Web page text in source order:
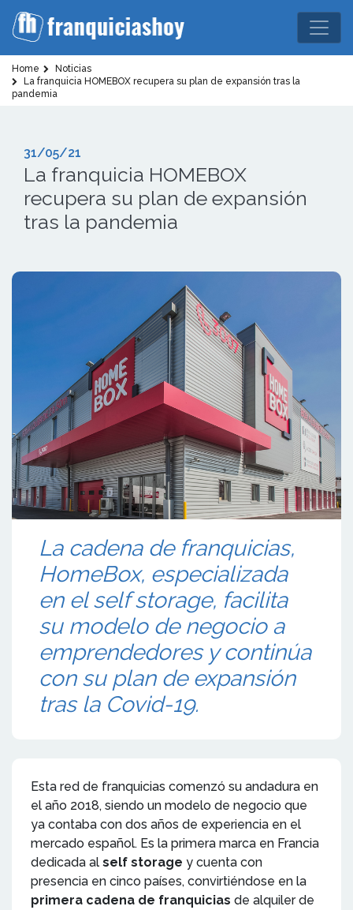
Home
Noticias
La franquicia HOMEBOX recupera su plan de expansión tras la
pandemia
31/05/21
La franquicia HOMEBOX
recupera su plan de expansión
tras la pandemia
La cadena de franquicias,
HomeBox, especializada
en el self storage, facilita
su modelo de negocio a
emprendedores y continúa
con su plan de expansión
tras la Covid-19.
Esta red de franquicias comenzó su andadura en
el año 2018, siendo un modelo de negocio que
ya contaba con dos años de experiencia en el
mercado español. Es la primera marca en Francia
dedicada al self storage y cuenta con
presencia en cinco países, convirtiéndose en la
primera cadena de franquicias de alquiler de